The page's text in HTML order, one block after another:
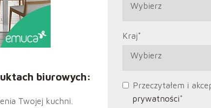
biurowych:
Twojej kuchni.
Kraj*
Przeczytałem i
prywatności*